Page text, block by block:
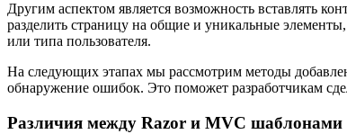
Другим аспектом является возможность вставлять
разделить страницу на общие и уникальные
или типа пользователя.
На следующих этапах мы рассмотрим методы
обнаружение ошибок. Это поможет разработчикам
Различия между Razor и MVC шаблонами